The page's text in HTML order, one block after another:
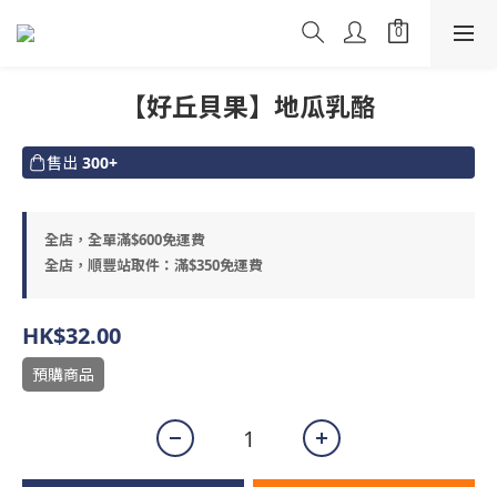
【好丘貝果】地瓜乳酪
售出 300+
全店，全單滿$600免運費
全店，順豐站取件：滿$350免運費
HK$32.00
預購商品